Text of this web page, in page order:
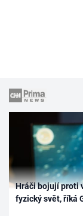
Hráči bojují proti
fyzický svět, říká